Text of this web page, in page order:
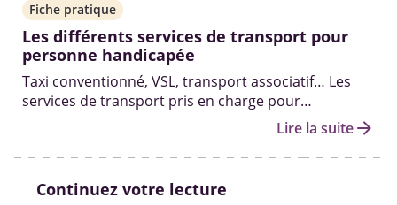
Fiche pratique
Les différents services de transport pour
personne handicapée
Taxi conventionné, VSL, transport associatif… Les
services de transport pris en charge pour
personnes handicapées et les démarches pour en
Lire la suitearrow_forward
Continuez votre lecture